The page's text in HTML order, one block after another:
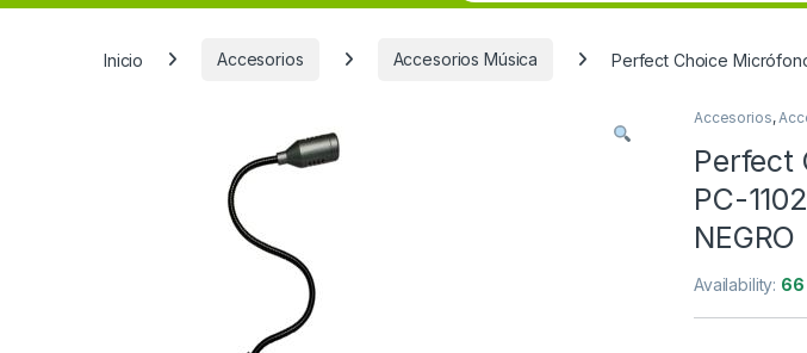
Inicio Accesorios Accesorios Música Perfect Choice
Accesorios,
Perfect
PC-
NEGRO
Availability: 66